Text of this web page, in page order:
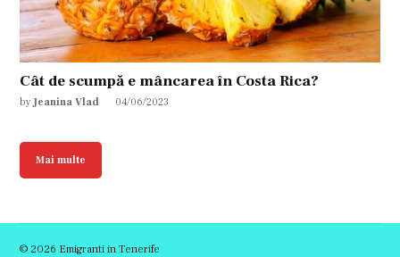
Cât de scumpă e mâncarea în Costa Rica?
by Jeanina Vlad 04/06/2023
Mai multe
© 2026 Emigranti in Tenerife